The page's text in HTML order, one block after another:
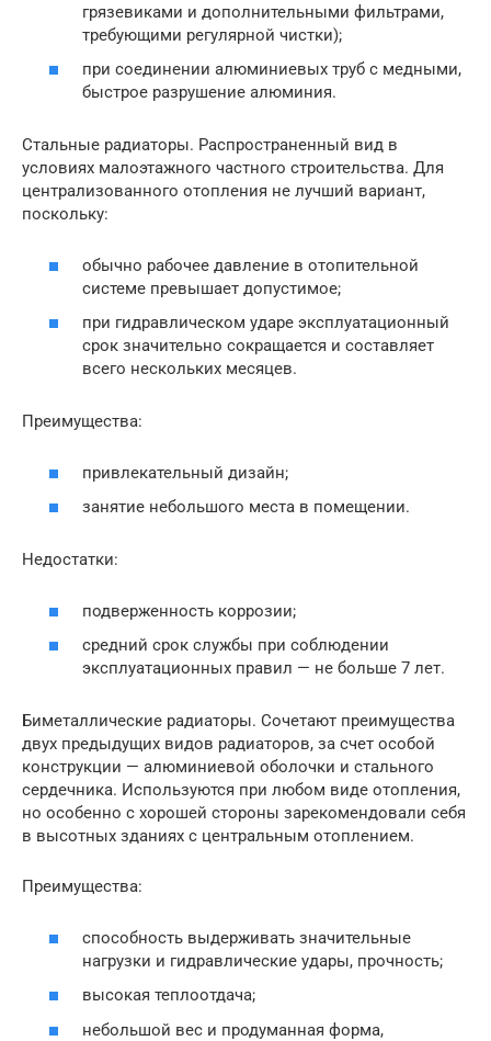
грязевиками и дополнительными фильтрами,
требующими регулярной чистки);
при соединении алюминиевых труб с медными,
быстрое разрушение алюминия.
Стальные радиаторы. Распространенный вид в
условиях малоэтажного частного строительства. Для
централизованного отопления не лучший вариант,
поскольку:
обычно рабочее давление в отопительной
системе превышает допустимое;
при гидравлическом ударе эксплуатационный
срок значительно сокращается и составляет
всего нескольких месяцев.
Преимущества:
привлекательный дизайн;
занятие небольшого места в помещении.
Недостатки:
подверженность коррозии;
средний срок службы при соблюдении
эксплуатационных правил — не больше 7 лет.
Биметаллические радиаторы. Сочетают преимущества
двух предыдущих видов радиаторов, за счет особой
конструкции — алюминиевой оболочки и стального
сердечника. Используются при любом виде отопления,
но особенно с хорошей стороны зарекомендовали себя
в высотных зданиях с центральным отоплением.
Преимущества:
способность выдерживать значительные
нагрузки и гидравлические удары, прочность;
высокая теплоотдача;
небольшой вес и продуманная форма,